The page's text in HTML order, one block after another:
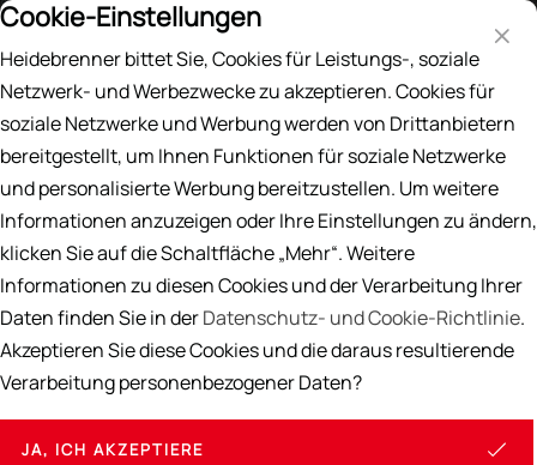
Preisliste
Suche
Home / GASBRENNER /Rundofenbrenner
Rundofenbrenner
Rundofenbrenner spielen eine entscheidende Rolle in
der professionellen Gastronomie, wenn es um die
effiziente und gleichmäßige Erhitzung von Speisen geht.
Diese Art von Brennern ist speziell dafür konzipiert, eine
optimale Wärmeverteilung zu gewährleisten, was sie zu
einer idealen Wahl für viele Kochanwendungen macht,
Cookie-Einstellungen
Heidebrenner bittet Sie, Cookies für Leistungs-, soziale
Netzwerk- und Werbezwecke zu akzeptieren. Cookies für
soziale Netzwerke und Werbung werden von Drittanbietern
bereitgestellt, um Ihnen Funktionen für soziale Netzwerke
und personalisierte Werbung bereitzustellen. Um weitere
Informationen anzuzeigen oder Ihre Einstellungen zu ändern,
klicken Sie auf die Schaltfläche „Mehr“. Weitere
Informationen zu diesen Cookies und der Verarbeitung Ihrer
Daten finden Sie in derDatenschutz- und Cookie-Richtlinie.
Akzeptieren Sie diese Cookies und die daraus resultierende
Verarbeitung personenbezogener Daten?
JA, ICH AKZEPTIERE